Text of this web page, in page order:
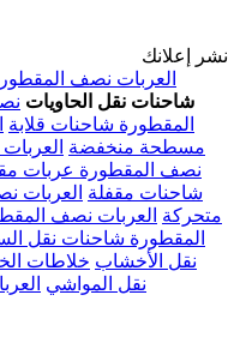
نشر إعلانك
العربات نصف
شاحنات نقل الحاويات
المقطورة شاحنات قلابة
مسطحة منخفضة
نصف المقطورة عربات
شاحنات مقفلة العربات
متحركة العربات نصف
المقطورة شاحنات نقل
نقل الأخشاب خلاطات
نقل المواشي